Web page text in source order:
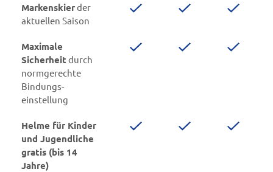
Markenskierder
aktuellen Saison
Maximale
Sicherheit durch
normgerechte
Bindungs-
einstellung
Helme für Kinder
und Jugendliche
gratis (bis 14
Jahre)